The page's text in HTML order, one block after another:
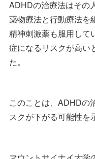
ADHDの治療法はその
薬物療法と行動療法を
精神刺激薬も服用して
症になるリスクが高い
た。
このことは、ADHDの
スクが下がる可能性を